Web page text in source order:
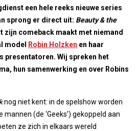
een hele reeks nieuwe series
sprong er direct uit: Beauty & the
zijn comeback maakt met niemand
model
Robin Holzken en haar
presentatoren. Wij spreken het
hun samenwerking en over Robins
nog niet kent: in de spelshow worden
(de ‘Geeks’) gekoppeld aan
ze zich in elkaars wereld